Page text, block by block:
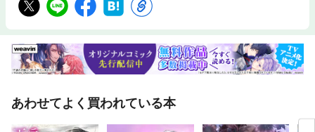
あわせてよく買われている本